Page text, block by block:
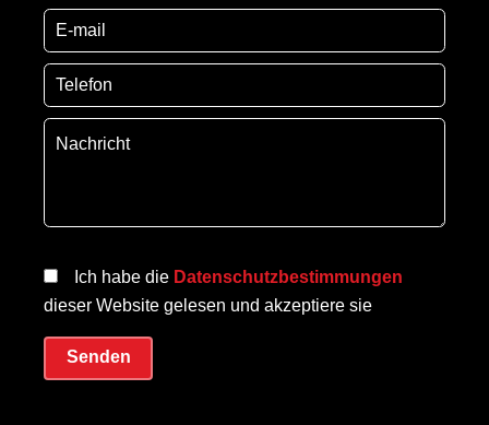
Ich habe die Datenschutzbestimmungen
dieser Website gelesen und akzeptiere sie
Senden